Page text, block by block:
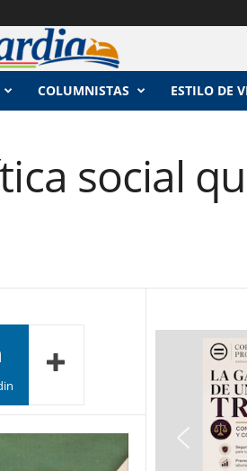
COLUMNISTAS ESTILO DE
social